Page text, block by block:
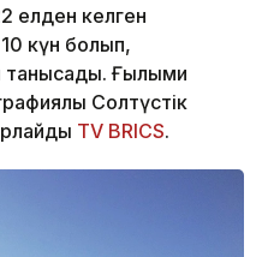
елден келген
күн болып,
Ғылыми
Солтүстік
TV BRICS.